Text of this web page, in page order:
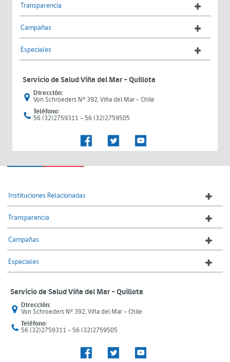
Transparencia
Campañas
Especiales
Servicio de Salud Viña del Mar – Quillota
Dirección:
Von Schroeders N° 392, Viña del Mar - Chile
Teléfono:
56 (32)2759311 - 56 (32)2759505
Instituciones Relacionadas
Transparencia
Campañas
Especiales
Servicio de Salud Viña del Mar – Quillota
Dirección:
Von Schroeders N° 392, Viña del Mar - Chile
Teléfono:
56 (32)2759311 - 56 (32)2759505